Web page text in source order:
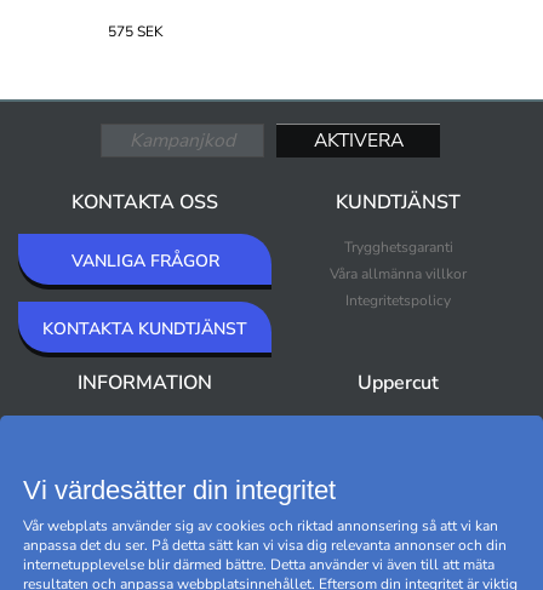
575 SEK
KONTAKTA OSS
VANLIGA FRÅGOR
KONTAKTA KUNDTJÄNST
KUNDTJÄNST
Trygghetsgaranti
Våra allmänna villkor
Integritetspolicy
INFORMATION Uppercut
Black Friday
Hantera cookies
Vi värdesätter din integritet
Vår webplats använder sig av cookies och riktad annonsering så att vi kan
anpassa det du ser. På detta sätt kan vi visa dig relevanta annonser och din
internetupplevelse blir därmed bättre. Detta använder vi även till att mäta
resultaten och anpassa webbplatsinnehållet. Eftersom din integritet är viktig